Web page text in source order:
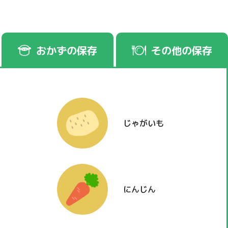
おかずの保存 その他の保存
じゃがいも
にんじん